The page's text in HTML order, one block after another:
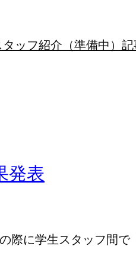
タッフ紹介（準備中）
発表
際に学生スタッフ間で